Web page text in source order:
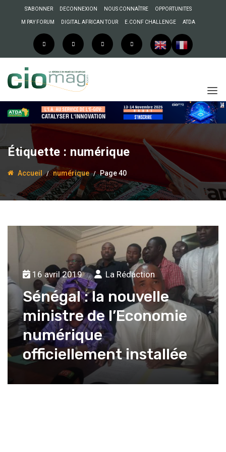
S’ABONNER DECONNEXION NOUS CONNAÎTRE OPPORTUNITES
M PAY FORUM DIGITAL AFRICAN TOUR E.CONF CHALLENGE ATDA
Étiquette : numérique
Accueil numérique Page 40
16 avril 2019 La Rédaction
Sénégal : la nouvelle
ministre de l’Economie
numérique
officiellement installée